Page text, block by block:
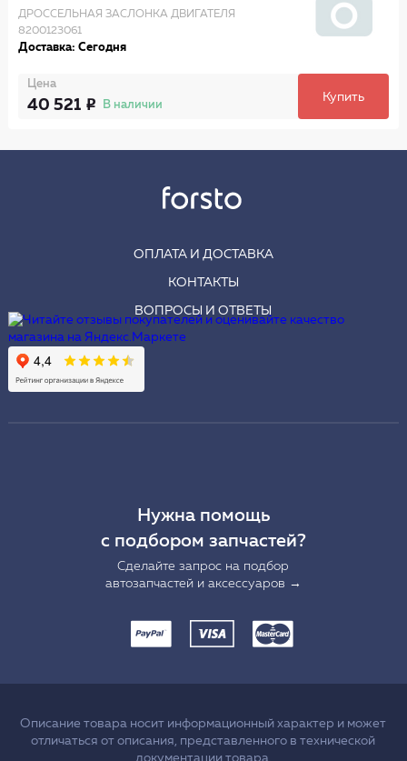
ДРОССЕЛЬНАЯ ЗАСЛОНКА ДВИГАТЕЛЯ
8200123061
Доставка: Сегодня
Цена
40 521 В наличии
Купить
ОПЛАТА И ДОСТАВКА
КОНТАКТЫ
ВОПРОСЫ И ОТВЕТЫ
Нужна помощь
с подбором запчастей?
Сделайте запрос на подбор
автозапчастей и аксессуаров →
Описание товара носит информационный характер и может
отличаться от описания, представленного в технической
документации товара.